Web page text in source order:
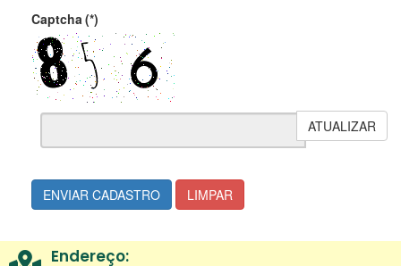
Captcha (*)
ATUALIZAR
ENVIAR CADASTRO LIMPAR
Endereço: